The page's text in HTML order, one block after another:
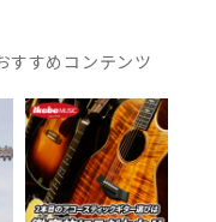
すすめコンテンツ